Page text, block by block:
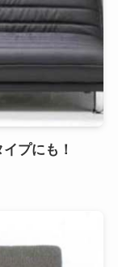
プにも！